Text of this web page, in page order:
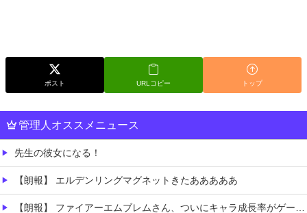
ポスト URLコピー トップ
管理人オススメニュース
先生の彼女になる！
【朗報】 エルデンリングマグネットきたあああああ
【朗報】 ファイアーエムブレムさん、ついにキャラ成長率がゲーム内で見れるようになる